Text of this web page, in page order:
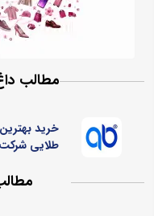
مطالب
خرید
طلایی شرکت